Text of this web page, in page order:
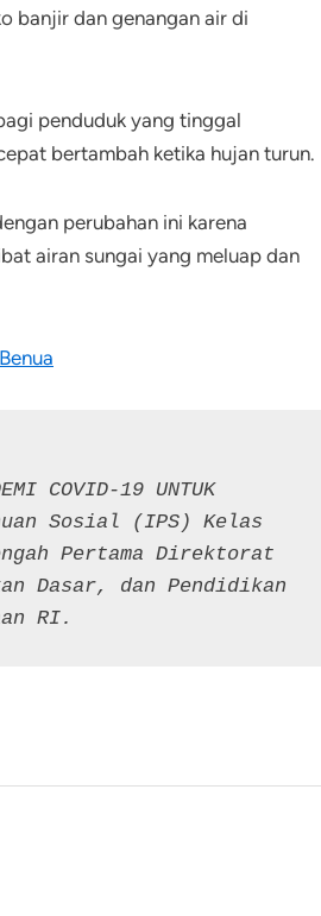
banjir dan genangan air di
penduduk yang tinggal
bertambah ketika hujan turun.
perubahan ini karena
airan sungai yang meluap dan
COVID-19 UNTUK
Sosial (IPS) Kelas
Pertama Direktorat
Dasar, dan Pendidikan
RI.